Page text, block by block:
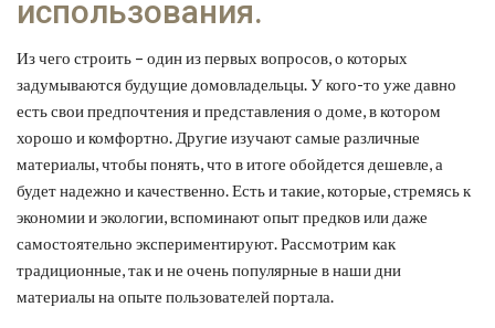
использования.
Из чего строить – один из первых вопросов, о которых
задумываются будущие домовладельцы. У кого-то уже давно
есть свои предпочтения и представления о доме, в котором
хорошо и комфортно. Другие изучают самые различные
материалы, чтобы понять, что в итоге обойдется дешевле, а
будет надежно и качественно. Есть и такие, которые, стремясь к
экономии и экологии, вспоминают опыт предков или даже
самостоятельно экспериментируют. Рассмотрим как
традиционные, так и не очень популярные в наши дни
материалы на опыте пользователей портала.